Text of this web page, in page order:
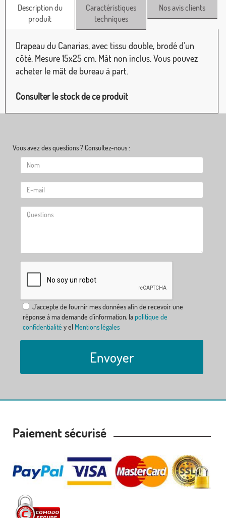
Description du
produit
Caractéristiques
techniques
Nos avis clients
Drapeau du Canarias, avec tissu double, brodé d'un
côté. Mesure 15x25 cm. Mât non inclus. Vous pouvez
acheter le mât de bureau à part.
Consulter le stock de ce produit
Vous avez des questions ? Consultez-nous :
J´accepte de fournir mes données afin de recevoir une
réponse à ma demande d´information, lapolitique de
confidentialité y el Mentions légales
Envoyer
Paiement sécurisé